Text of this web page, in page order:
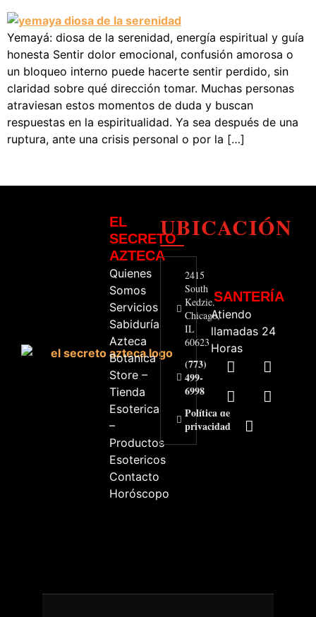
Yemayá: diosa de la serenidad, energía espiritual y guía
honesta Sentir dolor emocional, confusión amorosa o
un bloqueo interno puede hacerte sentir perdido, sin
claridad sobre qué dirección tomar. Muchas personas
atraviesan estos momentos de duda y buscan
respuestas en la espiritualidad. Ya sea después de una
ruptura, ante una crisis personal o por la […]
EL
SECRETO
AZTECA
Quienes
Somos
Servicios
Sabiduría
Azteca
Botanica
Store –
Tienda
Esoterica
–
Productos
Esotericos
Contacto
Horóscopo
UBICACIÓN
2415
South
Kedzie.
Chicago,
IL
60623
(773)
499-
6998
Política de
privacidad
SANTERÍA
Atiendo
llamadas 24
Horas